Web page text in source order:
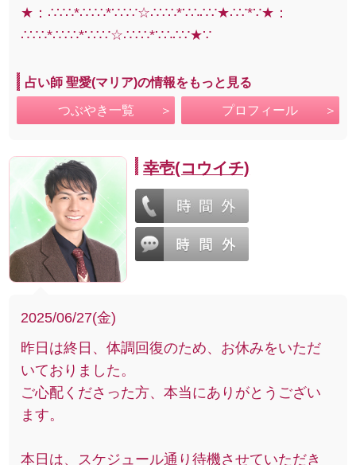
★：∴∵∴*∴∵∴*∵∴∵☆∴∵∴*∵∴∴∵★∴∵*∵★：
∴∵∴*∴∵∴*∵∴∵☆∴∵∴*∵∴∴∵★∵
占い師 聖愛(マリア)の情報をもっと見る
つぶやき一覧 プロフィール
幸壱(コウイチ)
2025/06/27(金)
昨日は終日、体調回復のため、お休みをいただ
いておりました。
ご心配くださった方、本当にありがとうござい
ます。
本日は、スケジュール通り待機させていただき